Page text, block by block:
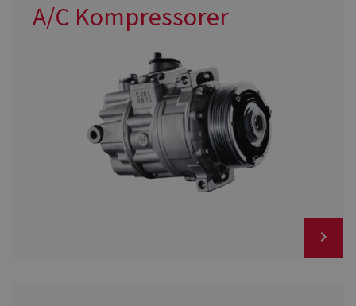
A/C Kompressorer